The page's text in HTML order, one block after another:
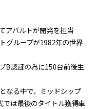
アバルトが開発を担当
グループが1982年の世界
B認証の為に150台前後生
なる中で、ミッドシップ
は最後のタイトル獲得車